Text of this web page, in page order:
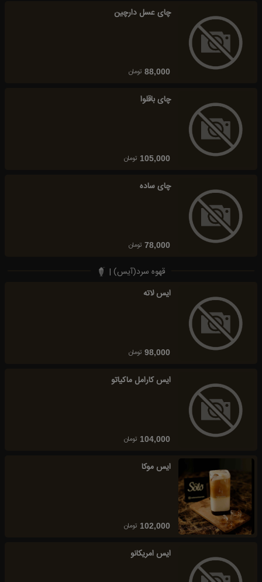
چای عسل دارچین
88,000 تومان
چای باقلوا
105,000 تومان
چای ساده
78,000 تومان
قهوه سرد(آیس) |
ایس لاته
98,000 تومان
ایس کارامل ماکیاتو
104,000 تومان
ایس موکا
102,000 تومان
ایس امریکانو